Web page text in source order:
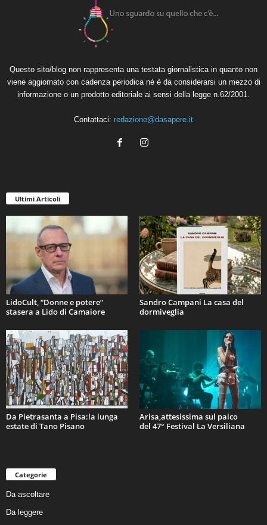
Questo sito/blog non rappresenta una testata giornalistica in quanto non
viene aggiornato con cadenza periodica né è da considerarsi un mezzo di
informazione o un prodotto editoriale ai sensi della legge n.62/2001.
Contattaci: redazione@dasapere.it
Ultimi Articoli
LidoCult, “Donne e potere”
stasera a Lido di Camaiore
Sandro Campani La casa del
dormiveglia
Da Pietrasanta a Pisa:la lunga
estate di Tano Pisano
Arisa,attesissima sul palco
del 47° Festival La Versiliana
Categorie
Da ascoltare
Da leggere